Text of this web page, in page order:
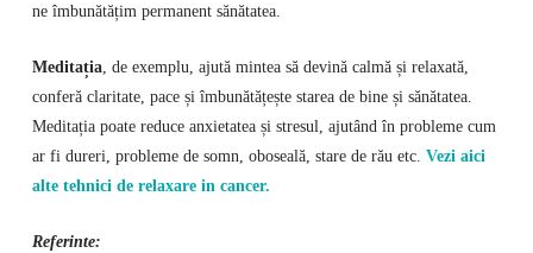
ne îmbunătățim permanent sănătatea.
Meditația, de exemplu, ajută mintea să devină calmă și relaxată,
conferă claritate, pace și îmbunătățește starea de bine și sănătatea.
Meditația poate reduce anxietatea și stresul, ajutând în probleme cum
ar fi dureri, probleme de somn, oboseală, stare de rău etc. Vezi aici
alte tehnici de relaxare in cancer.
Referinte: